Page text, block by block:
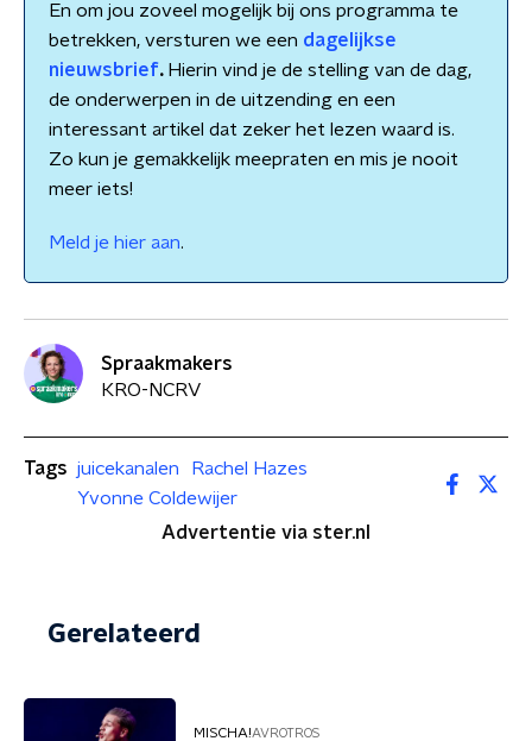
En om jou zoveel mogelijk bij ons programma te
betrekken, versturen we een dagelijkse
nieuwsbrief.Hierin vind je de stelling van de dag,
de onderwerpen in de uitzending en een
interessant artikel dat zeker het lezen waard is.
Zo kun je gemakkelijk meepraten en mis je nooit
meer iets!
Meld je hier aan.
Spraakmakers
KRO-NCRV
Tags juicekanalen
Rachel Hazes
Yvonne Coldewijer
Advertentie via ster.nl
Gerelateerd
MISCHA!AVROTROS